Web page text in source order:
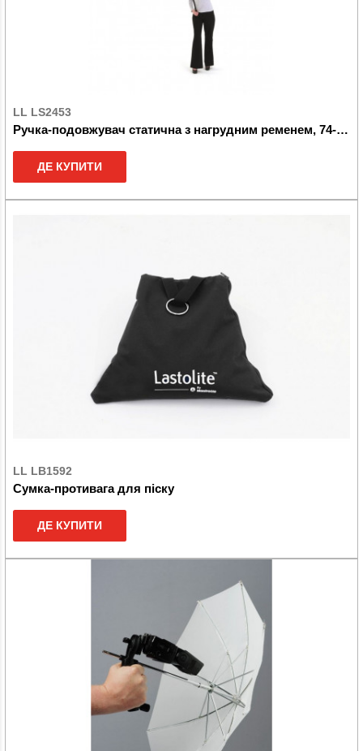
LL LS2453
Ручка-подовжувач статична з нагрудним ременем, 74-232см
ДЕ КУПИТИ
LL LB1592
Сумка-противага для піску
ДЕ КУПИТИ